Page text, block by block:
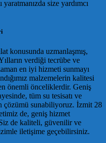
size yardımcı
konusunda uzmanlaşmış,
verdiği tecrübe ve
en iyi hizmeti sunmayı
malzemelerin kalitesi
önemli önceliklerdir. Geniş
tüm su tesisatı ve
çözümü sunabiliyoruz. İzmit 28
de, geniş hizmet
de kaliteli, güvenilir ve
iletişime geçebilirsiniz.